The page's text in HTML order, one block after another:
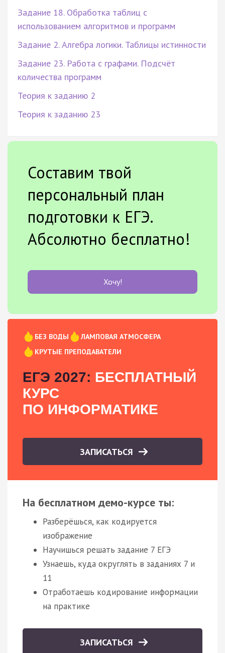
Задание 18. Обработка таблиц с
использованием алгоритмов и программ
Задание 2. Алгебра логики. Таблицы истинности
Задание 23. Работа с графами. Подсчёт
количества программ
Теория к заданию 2
Теория к заданию 23
Составим твой
персональный план
подготовки к ЕГЭ.
Абсолютно бесплатно!
Хочу!
БЕЗ ВОДЫ
ЛАМПОВАЯ АТМОСФЕРА
КРУТЫЕ ПРЕПОДАВАТЕЛИ
ЕГЭ 2027: БЕСПЛАТНЫЙ
КУРС
ПО ИНФОРМАТИКЕ
ЗАПИСАТЬСЯ
На бесплатном демо-курсе ты:
Разберёшься, как кодируется
изображение
Научишься решать задание 7 ЕГЭ
Узнаешь, куда округлять в заданиях 7 и
11
Отработаешь кодирование информации
на практике
ЗАПИСАТЬСЯ